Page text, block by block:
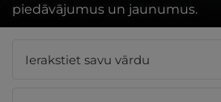
piedāvājumus un jaunumus.